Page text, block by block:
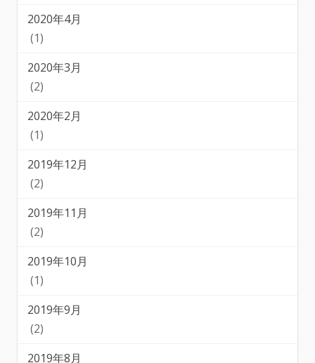
2020年4月
(1)
2020年3月
(2)
2020年2月
(1)
2019年12月
(2)
2019年11月
(2)
2019年10月
(1)
2019年9月
(2)
2019年8月